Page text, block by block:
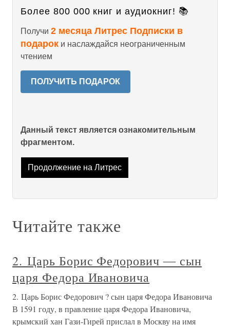
Более 800 000 книг и аудиокниг! 📚
Получи 2 месяца Литрес Подписки в
подарок и наслаждайся неограниченным
чтением
ПОЛУЧИТЬ ПОДАРОК
Данный текст является ознакомительным
фрагментом.
Продолжение на Литрес
Читайте также
2. Царь Борис Федорович ― сын
царя Федора Ивановича
2. Царь Борис Федорович ? сын царя Федора Ивановича
В 1591 году, в правление царя Федора Ивановича,
крымский хан Гази-Гирей прислал в Москву на имя